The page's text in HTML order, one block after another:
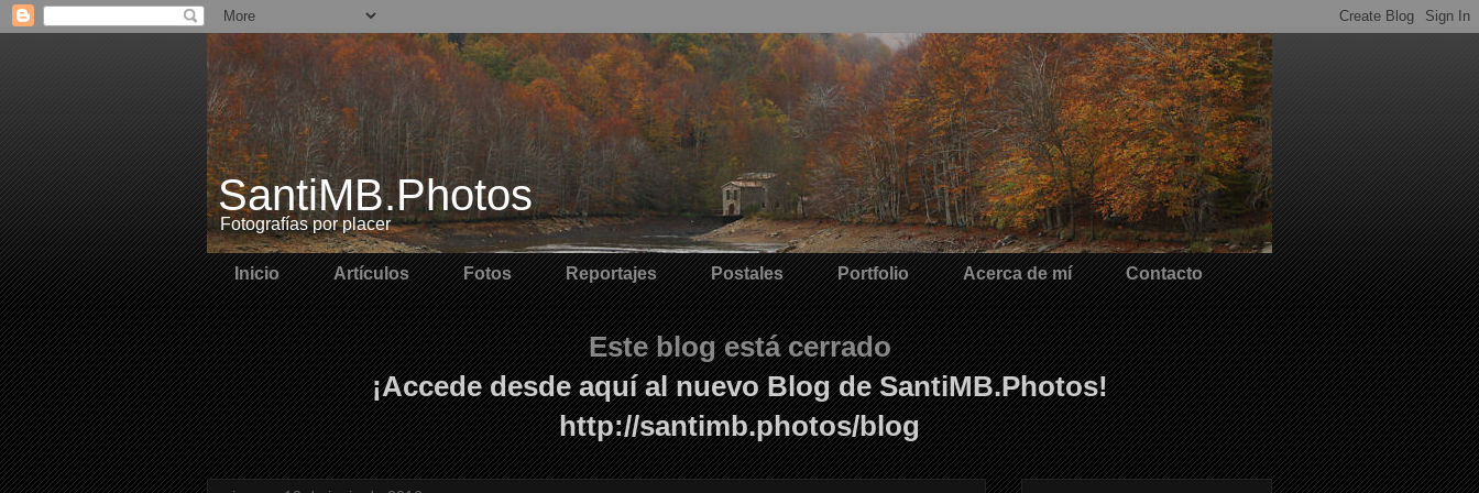
SantiMB.Photos
Fotografías por placer
Inicio Artículos Fotos Reportajes Postales Portfolio Acerca de mí Contacto
Este blog está cerrado
¡Accede desde aquí al nuevo Blog de SantiMB.Photos!
http://santimb.photos/blog